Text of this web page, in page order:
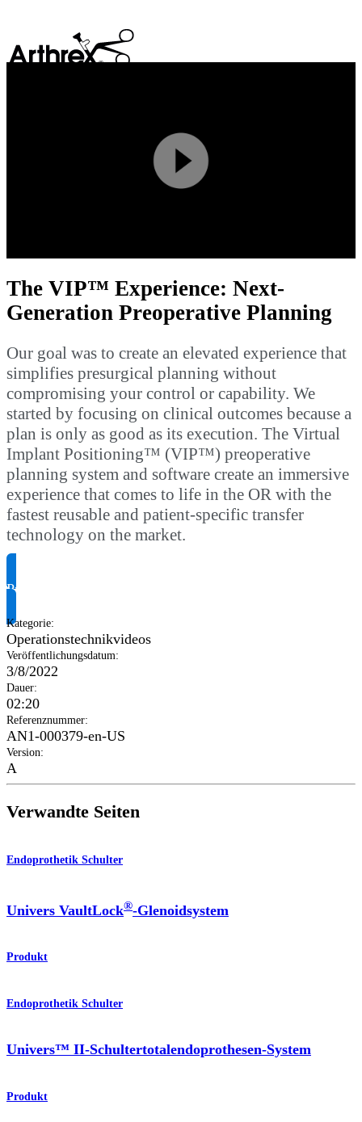
Play
Video
The VIP™ Experience: Next-
Generation Preoperative Planning
Our goal was to create an elevated experience that
simplifies presurgical planning without
compromising your control or capability. We
started by focusing on clinical outcomes because a
plan is only as good as its execution. The Virtual
Implant Positioning™ (VIP™) preoperative
planning system and software create an immersive
experience that comes to life in the OR with the
fastest reusable and patient-specific transfer
technology on the market.
Produktinformationen anfragen
Kategorie:
Operationstechnikvideos
Veröffentlichungsdatum:
3/8/2022
Dauer:
02:20
Referenznummer:
AN1-000379-en-US
Version:
A
Verwandte Seiten
Endoprothetik Schulter
Univers VaultLock®-Glenoidsystem
Produkt
Endoprothetik Schulter
Univers™ II-Schultertotalendoprothesen-System
Produkt